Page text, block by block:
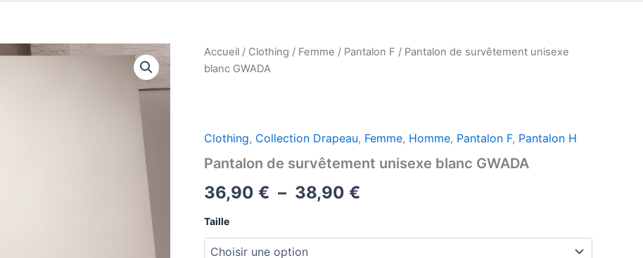
Accueil / Clothing / Femme / Pantalon F / Pantalon de survêtement unisexe
blanc GWADA
Clothing, Collection Drapeau, Femme, Homme, Pantalon F, Pantalon H
Pantalon de survêtement unisexe blanc GWADA
36,90 € – 38,90 €
Taille